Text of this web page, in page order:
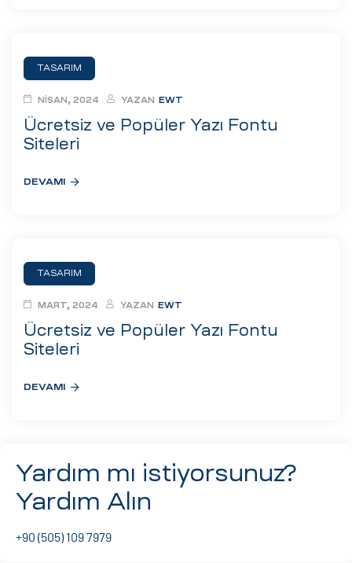
TASARIM
Ücretsiz ve Popüler Yazı Fontu
Siteleri
NISAN, 2024 YAZAN EWT
DEVAMI
TASARIM
Ücretsiz ve Popüler Yazı Fontu
Siteleri
MART, 2024 YAZAN EWT
DEVAMI
Yardım mı istiyorsunuz?
Yardım Alın
+90 (505) 109 7979